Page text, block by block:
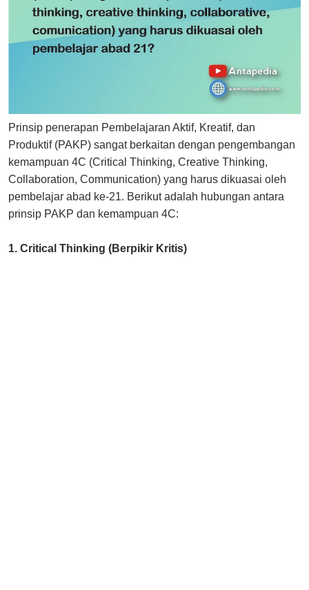
Prinsip penerapan Pembelajaran Aktif, Kreatif, dan
Produktif (PAKP) sangat berkaitan dengan pengembangan
kemampuan 4C (Critical Thinking, Creative Thinking,
Collaboration, Communication) yang harus dikuasai oleh
pembelajar abad ke-21. Berikut adalah hubungan antara
prinsip PAKP dan kemampuan 4C:
1. Critical Thinking (Berpikir Kritis)